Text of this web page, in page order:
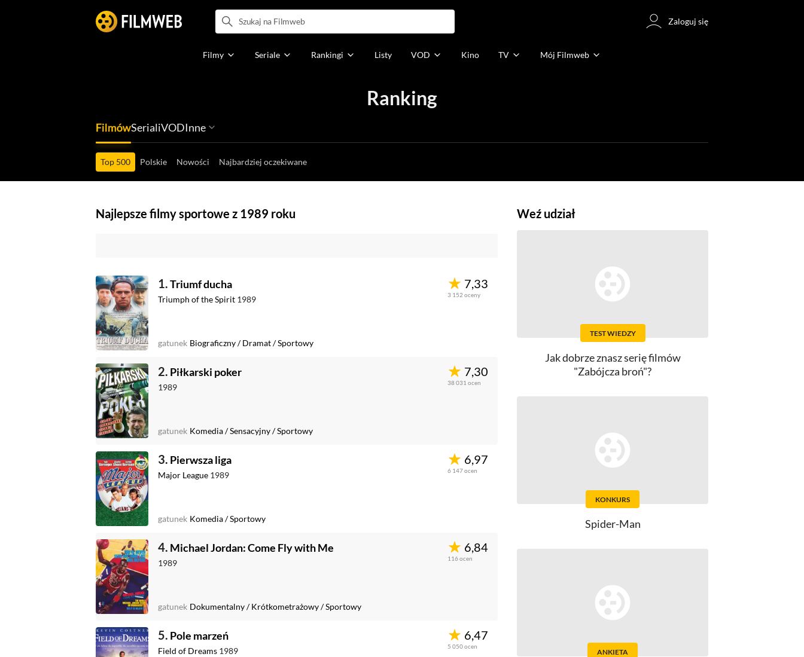
Zaloguj się
Filmy Seriale Rankingi Listy Mój Filmweb
VOD Kino TV
Ranking
Filmów Seriali VOD Inne
Top 500 Polskie Nowości Najbardziej oczekiwane
Najlepsze filmy sportowe z 1989 roku
1.Triumf ducha
Triumph of the Spirit 1989
7,33
3 152 oceny
gatunek Biograficzny/Dramat/Sportowy
2. Piłkarski poker
1989
7,30
38 031 ocen
gatunek Komedia/Sensacyjny/Sportowy
3. Pierwsza liga
Major League 1989
6,97
6 147ocen
gatunek Komedia/Sportowy
4. Michael Jordan: Come Fly with Me
1989
6,84
116ocen
gatunek Dokumentalny/Krótkometrażowy/Sportowy
5. Pole marzeń
Field of Dreams 1989
6,47
5 050ocen
Weź udział
TEST WIEDZY
Jak dobrze znasz serię filmów
"Zabójcza broń"?
KONKURS
Spider-Man
ANKIETA